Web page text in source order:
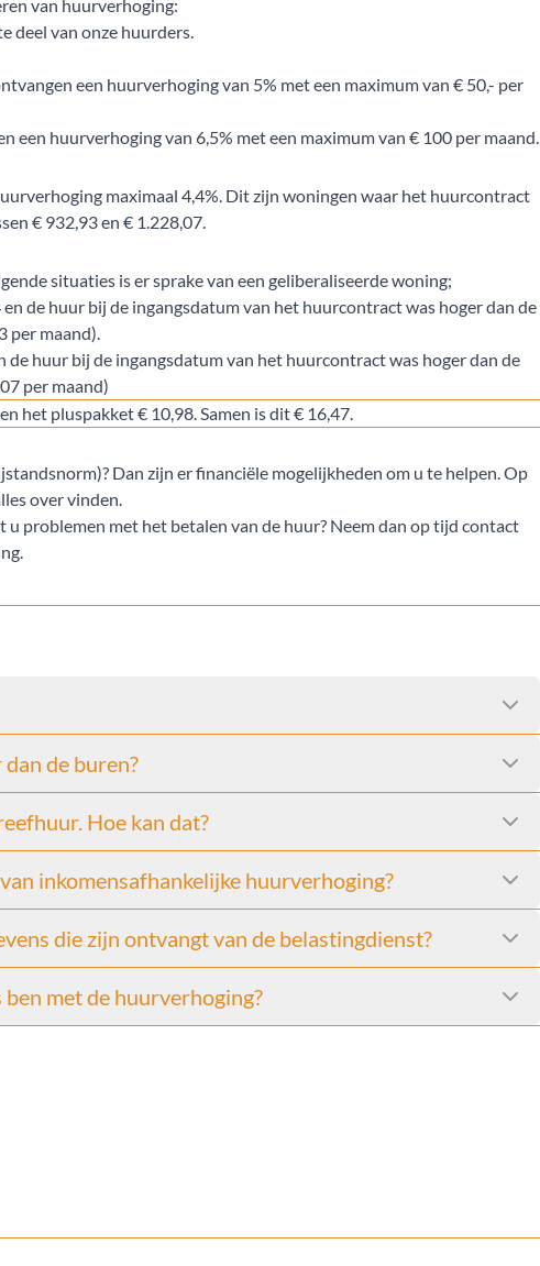
van huurverhoging:
deel van onze huurders.
een huurverhoging van 5% met een maximum van € 50,- per
een huurverhoging van 6,5% met een maximum van € 100 per maand.
maximaal 4,4%. Dit zijn woningen waar het huurcontract
€ 932,93 en € 1.228,07.
situaties is er sprake van een geliberaliseerde woning;
de huur bij de ingangsdatum van het huurcontract was hoger dan de
per maand).
huur bij de ingangsdatum van het huurcontract was hoger dan de
per maand)
het pluspakket € 10,98. Samen is dit € 16,47.
Dan zijn er financiële mogelijkheden om u te helpen. Op
over vinden.
problemen met het betalen van de huur? Neem dan op tijd contact
de buren?
Hoe kan dat?
inkomensafhankelijke huurverhoging?
die zijn ontvangt van de belastingdienst?
met de huurverhoging?